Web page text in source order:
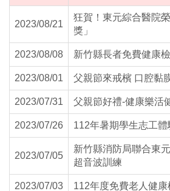
2023/08/21
狂賀！東元綜合醫院
獎」
2023/08/08 新竹縣長者免費健康
2023/08/01 父親節來戒檳 口腔黏
2023/07/31 父親節好禮-健康樂活
2023/07/26 112年暑期學生志工體
2023/07/05
新竹縣消防局聯合東
超音波訓練
2023/07/03 112年度免費老人健康